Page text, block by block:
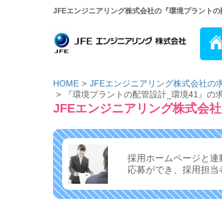
JFEエンジニアリング株式会社の『環境プラント
HOME JFEエンジニアリング株式会社の
『環境プラントの配管設計_環境41』の
JFEエンジニアリング株式会
採用ホームページと連
応募ができ、 採用担当